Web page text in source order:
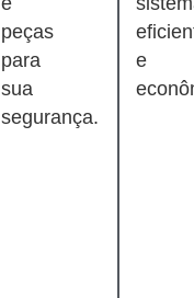
peças
para
sua
segurança.
e